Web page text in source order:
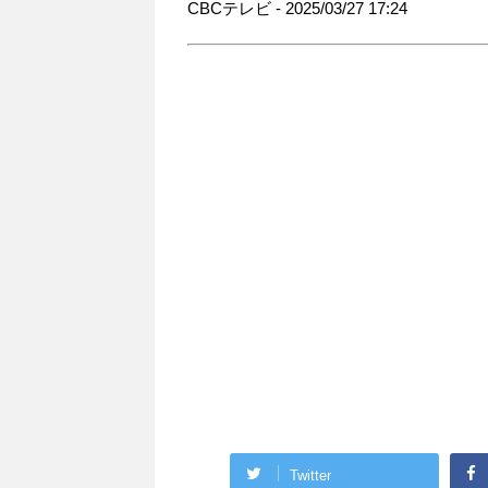
CBCテレビ - 2025/03/27 17:24
Twitter